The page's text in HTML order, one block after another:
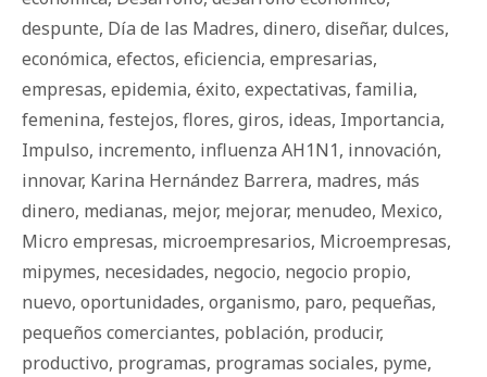
despunte, Día de las Madres, dinero, diseñar, dulces,
económica, efectos, eficiencia, empresarias,
empresas, epidemia, éxito, expectativas, familia,
femenina, festejos, flores, giros, ideas, Importancia,
Impulso, incremento, influenza AH1N1, innovación,
innovar, Karina Hernández Barrera, madres, más
dinero, medianas, mejor, mejorar, menudeo, Mexico,
Micro empresas, microempresarios, Microempresas,
mipymes, necesidades, negocio, negocio propio,
nuevo, oportunidades, organismo, paro, pequeñas,
pequeños comerciantes, población, producir,
productivo, programas, programas sociales, pyme,